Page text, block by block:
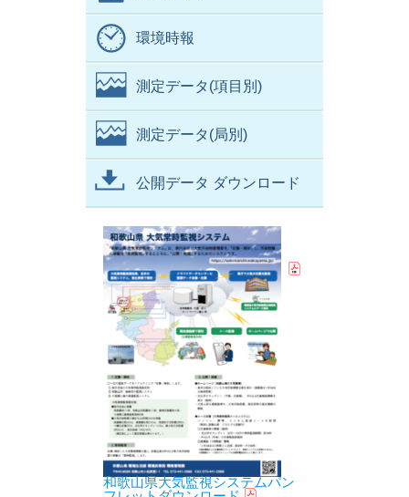
環境時報
測定データ(項目別)
測定データ(局別)
公開データ ダウンロード
和歌山県大気監視システムパン